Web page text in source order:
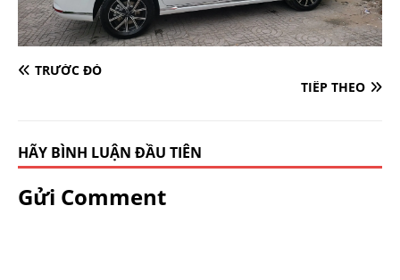
TRƯỚC ĐÓ
TIẾP THEO
HÃY BÌNH LUẬN ĐẦU TIÊN
Gửi Comment